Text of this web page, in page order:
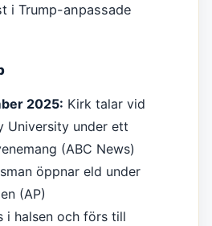
i Trump-anpassade
2025: Kirk talar vid
University under ett
(ABC News)
öppnar eld under
(AP)
i halsen och förs till